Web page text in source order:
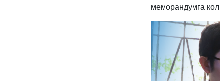
меморандумга